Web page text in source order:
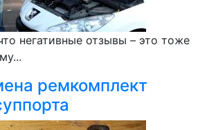
негативные отзывы – это тоже
ремкомплект